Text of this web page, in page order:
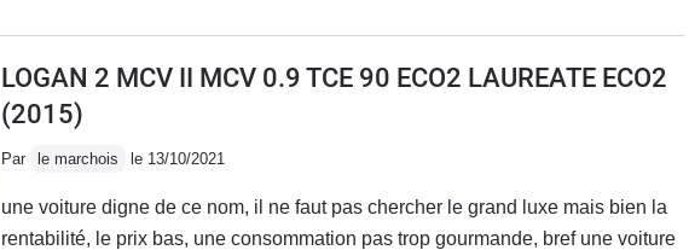
accoudoir. Design sympa. Plastiques et finitions intérieurs simples et rudes
mais solides Ventilation bruyante Achetée neuve il y a quatre ans parcouru + de
LOGAN 2 MCV II MCV 0.9 TCE 90 ECO2 LAUREATE ECO2
(2015)
Par le marchois le 13/10/2021
une voiture digne de ce nom, il ne faut pas chercher le grand luxe mais bien la
rentabilité, le prix bas, une consommation pas trop gourmande, bref une voiture